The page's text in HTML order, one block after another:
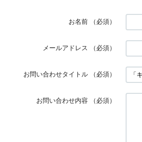
お名前 （必須）
メールアドレス （必須）
お問い合わせタイトル （必須）
お問い合わせ内容 （必須）